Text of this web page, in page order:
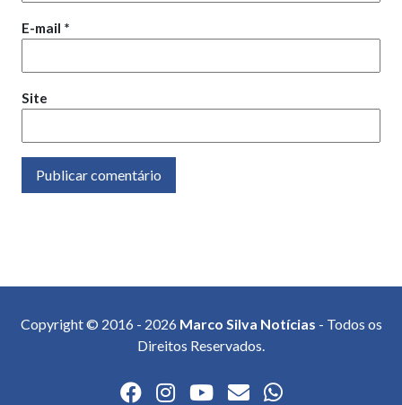
E-mail *
Site
Copyright © 2016 - 2026 Marco Silva Notícias - Todos os
Direitos Reservados.